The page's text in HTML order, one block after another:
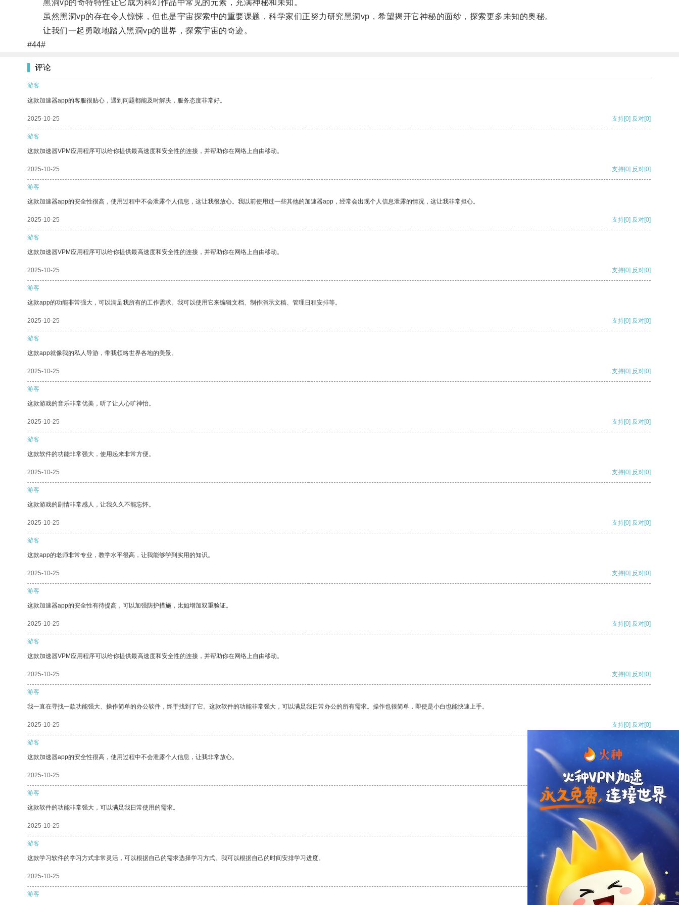
黑洞vp的奇特特性让它成为科幻作品中常见的元素，充满神秘和未知。
虽然黑洞vp的存在令人惊悚，但也是宇宙探索中的重要课题，科学家们正努力研究黑洞vp，希望揭开它神秘的面纱，探索更多未知的奥秘。
让我们一起勇敢地踏入黑洞vp的世界，探索宇宙的奇迹。
#44#
评论
游客
这款加速器app的客服很贴心，遇到问题都能及时解决，服务态度非常好。
2025-10-25 支持[0] 反对[0]
游客
这款加速器VPM应用程序可以给你提供最高速度和安全性的连接，并帮助你在网络上自由移动。
2025-10-25 支持[0] 反对[0]
游客
这款加速器app的安全性很高，使用过程中不会泄露个人信息，这让我很放心。我以前使用过一些其他的加速器app，经常会出现个人信息泄露的情况，这让我非常担心。
2025-10-25 支持[0] 反对[0]
游客
这款加速器VPM应用程序可以给你提供最高速度和安全性的连接，并帮助你在网络上自由移动。
2025-10-25 支持[0] 反对[0]
游客
这款app的功能非常强大，可以满足我所有的工作需求。我可以使用它来编辑文档、制作演示文稿、管理日程安排等。
2025-10-25 支持[0] 反对[0]
游客
这款app就像我的私人导游，带我领略世界各地的美景。
2025-10-25 支持[0] 反对[0]
游客
这款游戏的音乐非常优美，听了让人心旷神怡。
2025-10-25 支持[0] 反对[0]
游客
这款软件的功能非常强大，使用起来非常方便。
2025-10-25 支持[0] 反对[0]
游客
这款游戏的剧情非常感人，让我久久不能忘怀。
2025-10-25 支持[0] 反对[0]
游客
这款app的老师非常专业，教学水平很高，让我能够学到实用的知识。
2025-10-25 支持[0] 反对[0]
游客
这款加速器app的安全性有待提高，可以加强防护措施，比如增加双重验证。
2025-10-25 支持[0] 反对[0]
游客
这款加速器VPM应用程序可以给你提供最高速度和安全性的连接，并帮助你在网络上自由移动。
2025-10-25 支持[0] 反对[0]
游客
我一直在寻找一款功能强大、操作简单的办公软件，终于找到了它。这款软件的功能非常强大，可以满足我日常办公的所有需求。操作也很简单，即使是小白也能快速上手。
2025-10-25 支持[0] 反对[0]
游客
这款加速器app的安全性很高，使用过程中不会泄露个人信息，让我非常放心。
2025-10-25 支持[0] 反对
游客
这款软件的功能非常强大，可以满足我日常使用的需求。
2025-10-25 支持
游客
这款学习软件的学习方式非常灵活，可以根据自己的需求选择学习方式。我可以根据自己的时间安排学习进度。
2025-10-25 反对 [0]
游客